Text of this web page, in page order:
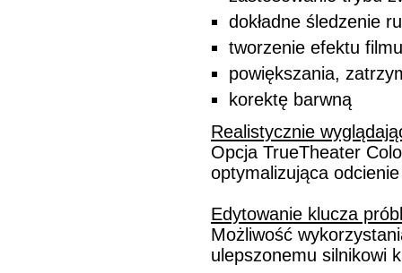
dokładne śledzenie
tworzenie efektu
powiększania,
korektę barwną
Realistycznie
Opcja TrueTheater
optymalizująca
Edytowanie klucza
Możliwość
ulepszonemu silnikowi